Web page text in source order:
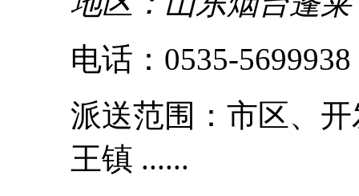
电话：0535-5699938
派送范围：市区、
王镇 ......